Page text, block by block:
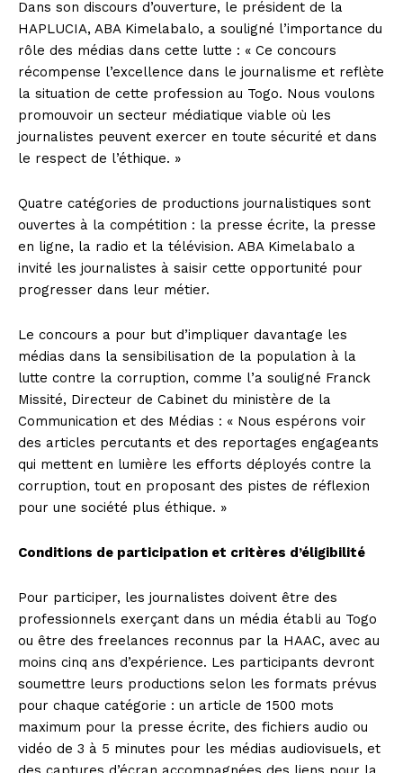
Dans son discours d’ouverture, le président de la
HAPLUCIA, ABA Kimelabalo, a souligné l’importance du
rôle des médias dans cette lutte : « Ce concours
récompense l’excellence dans le journalisme et reflète
la situation de cette profession au Togo. Nous voulons
promouvoir un secteur médiatique viable où les
journalistes peuvent exercer en toute sécurité et dans
le respect de l’éthique. »
Quatre catégories de productions journalistiques sont
ouvertes à la compétition : la presse écrite, la presse
en ligne, la radio et la télévision. ABA Kimelabalo a
invité les journalistes à saisir cette opportunité pour
progresser dans leur métier.
Le concours a pour but d’impliquer davantage les
médias dans la sensibilisation de la population à la
lutte contre la corruption, comme l’a souligné Franck
Missité, Directeur de Cabinet du ministère de la
Communication et des Médias : « Nous espérons voir
des articles percutants et des reportages engageants
qui mettent en lumière les efforts déployés contre la
corruption, tout en proposant des pistes de réflexion
pour une société plus éthique. »
Conditions de participation et critères d’éligibilité
Pour participer, les journalistes doivent être des
professionnels exerçant dans un média établi au Togo
ou être des freelances reconnus par la HAAC, avec au
moins cinq ans d’expérience. Les participants devront
soumettre leurs productions selon les formats prévus
pour chaque catégorie : un article de 1500 mots
maximum pour la presse écrite, des fichiers audio ou
vidéo de 3 à 5 minutes pour les médias audiovisuels, et